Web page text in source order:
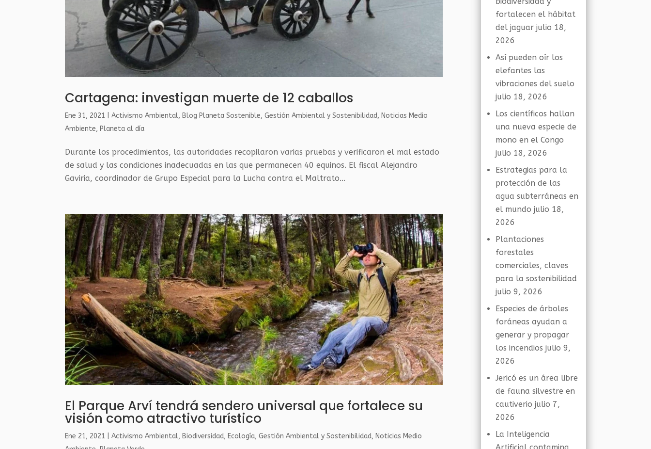
Cartagena: investigan muerte de 12 caballos
Ene 31, 2021 |Activismo Ambiental, Blog Planeta Sostenible,Gestión Ambiental y Sostenibilidad, Noticias Medio
Ambiente, Planeta al día
Durante los procedimientos, las autoridades recopilaron varias pruebas y verificaron el mal estado
de salud y las condiciones inadecuadas en las que permanecen 40 equinos. El fiscal Alejandro
Gaviria, coordinador de Grupo Especial para la Lucha contra el Maltrato...
El Parque Arví tendrá sendero universal que fortalece su
visión como atractivo turístico
Ene 21, 2021 |Activismo Ambiental, Biodiversidad, Ecología,Gestión Ambiental y Sostenibilidad, Noticias Medio
fortalecen el hábitat
del jaguar julio 18,
2026
Así pueden oír los
elefantes las
vibraciones del suelo
julio 18, 2026
Los científicos hallan
una nueva especie de
mono en el Congo
julio 18, 2026
Estrategias para la
protección de las
agua subterráneas en
el mundo julio 18,
2026
Plantaciones
forestales
comerciales, claves
para la sostenibilidad
julio 9, 2026
Especies de árboles
foráneas ayudan a
generar y propagar
los incendios julio 9,
2026
Jericó es un área libre
de fauna silvestre en
cautiverio julio 7,
2026
La Inteligencia